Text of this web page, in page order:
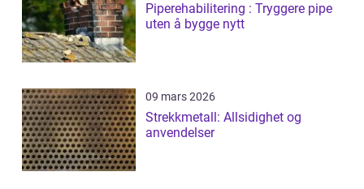
Piperehabilitering : Tryggere pipe
uten å bygge nytt
09 mars 2026
Strekkmetall: Allsidighet og
anvendelser